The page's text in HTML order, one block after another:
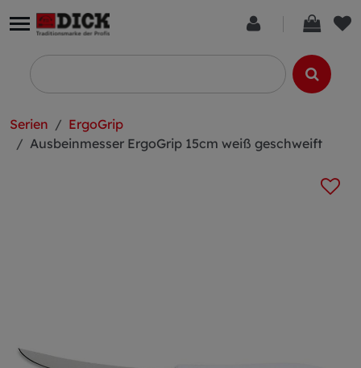
Serien
ErgoGrip
Ausbeinmesser ErgoGrip 15cm weiß geschweift